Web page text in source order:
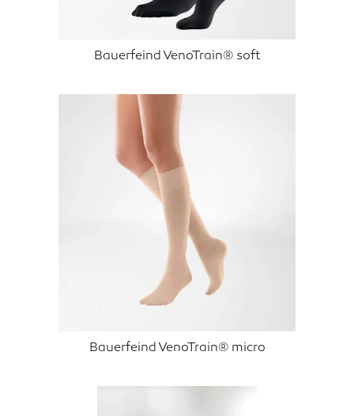
Bauerfeind VenoTrain® soft
Bauerfeind VenoTrain® micro